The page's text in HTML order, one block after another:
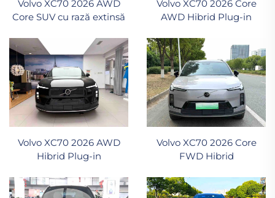
Volvo XC70 2026 AWD
Core SUV cu rază extinsă
Volvo XC70 2026 Core
AWD Hibrid Plug-in
Volvo XC70 2026 AWD
Hibrid Plug-in
Volvo XC70 2026 Core
FWD Hibrid